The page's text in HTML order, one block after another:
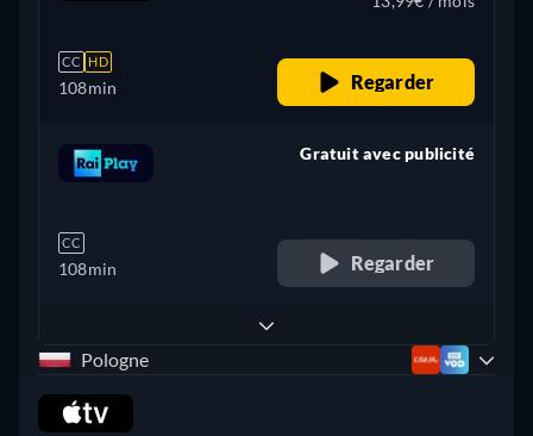
CC HD
108min Regarder
CC
108min
Gratuit avec publicité
Regarder
Pologne